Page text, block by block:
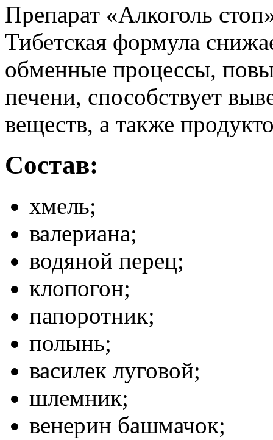
Препарат «Алкоголь
Тибетская формула
обменные процессы,
печени, способствует
веществ, а также
Состав:
хмель;
валериана;
водяной перец;
клопогон;
папоротник;
полынь;
василек луговой;
шлемник;
венерин башмачок;